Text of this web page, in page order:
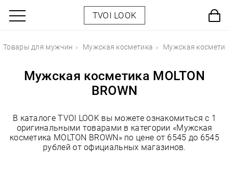
TVOI LOOK
Товары для мужчин Мужская косметика Мужская
Мужская косметика MOLTON
BROWN
В каталоге TVOI LOOK вы можете ознакомиться с 1
оригинальными товарами в категории «Мужская
косметика MOLTON BROWN» по цене от 6545 до 6545
рублей от официальных магазинов.